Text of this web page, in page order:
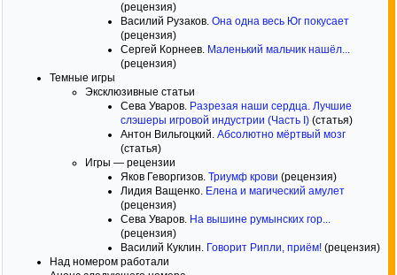
(рецензия)
Василий Рузаков. Она одна весь Юг покусает
(рецензия)
Сергей Корнеев. Маленький мальчик нашёл...
(рецензия)
Темные игры
Эксклюзивные статьи
Сева Уваров. Разрезая наши сердца. Лучшие
слэшеры игровой индустрии (Часть I) (статья)
Антон Вильгоцкий. Абсолютно мёртвый мозг
(статья)
Игры — рецензии
Яков Геворгизов. Триумф крови (рецензия)
Лидия Ващенко. Елена и магический амулет
(рецензия)
Сева Уваров. На вышине румынских гор...
(рецензия)
Василий Куклин. Говорит Рипли, приём! (рецензия)
Над номером работали